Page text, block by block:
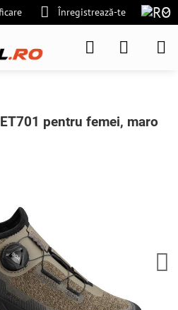
Înregistrează-te
pentru femei, maro